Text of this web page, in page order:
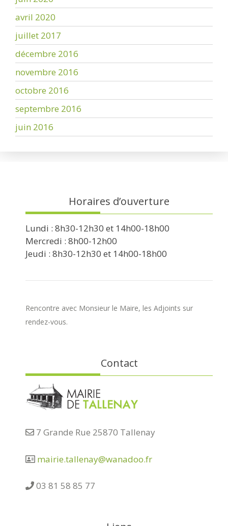
avril 2020
juillet 2017
décembre 2016
novembre 2016
octobre 2016
septembre 2016
juin 2016
Horaires d’ouverture
Lundi : 8h30-12h30 et 14h00-18h00
Mercredi : 8h00-12h00
Jeudi : 8h30-12h30 et 14h00-18h00
Rencontre avec Monsieur le Maire, les Adjoints sur
rendez-vous.
Contact
7 Grande Rue 25870 Tallenay
mairie.tallenay@wanadoo.fr
03 81 58 85 77